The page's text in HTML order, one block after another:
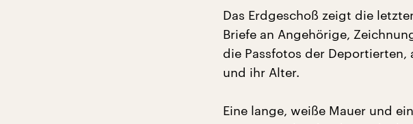
Das Erdgeschoß zeigt die
Briefe an Angehörige,
die Passfotos der Deportierten,
und ihr Alter.
Eine lange, weiße Mauer und